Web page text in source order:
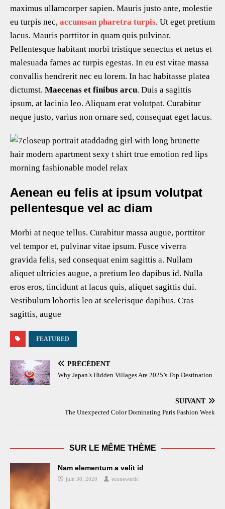
maximus ullamcorper sapien. Mauris justo ante, molestie
eu turpis nec, accumsan pharetra turpis. Ut eget pretium
lacus. Mauris porttitor in quam quis pulvinar.
Pellentesque habitant morbi tristique senectus et netus et
malesuada fames ac turpis egestas. In eu est vitae massa
convallis hendrerit nec eu lorem. In hac habitasse platea
dictumst. Maecenas et finibus arcu. Duis a sagittis
ipsum, at lacinia leo. Aliquam erat volutpat. Curabitur
neque justo, varius non ornare sed, consequat eget lacus.
Aenean eu felis at ipsum volutpat
pellentesque vel ac diam
Morbi at neque tellus. Curabitur massa augue, porttitor
vel tempor et, pulvinar vitae ipsum. Fusce viverra
gravida felis, sed consequat enim sagittis a. Nullam
aliquet ultricies augue, a pretium leo dapibus id. Nulla
eros eros, tincidunt at lacus quis, aliquet sagittis dui.
Vestibulum lobortis leo at scelerisque dapibus. Cras
sagittis, augue
FEATURED
PRÉCÉDENT
Why Japan’s Hidden Villages Are 2025’s Top Destination
SUIVANT
The Unexpected Color Dominating Paris Fashion Week
SUR LE MÊME THÈME
Nam elementum a velit id
juin 30, 2020 econewsrdc